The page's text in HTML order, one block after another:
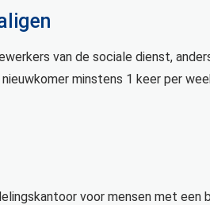
van de sociale dienst,
minstens 1 keer per
voor mensen met